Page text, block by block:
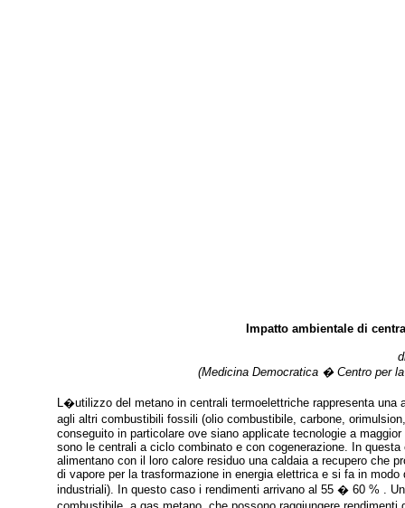
Impatto ambientale di
(Medicina Democratica � Centro per
L�utilizzo del metano in centrali termoelettriche rappresenta una
agli altri combustibili fossili (olio combustibile, carbone,
conseguito in particolare ove siano applicate tecnologie a
sono le centrali a ciclo combinato e con cogenerazione. In
alimentano con il loro calore residuo una caldaia a recupero che
di vapore per la trasformazione in energia elettrica e si fa in
industriali). In questo caso i rendimenti arrivano al 55 � 60 % .